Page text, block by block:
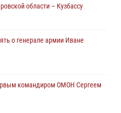
знакомогообласти – Кузбассу
о генерале армии Иване
командиром ОМОН Сергеем